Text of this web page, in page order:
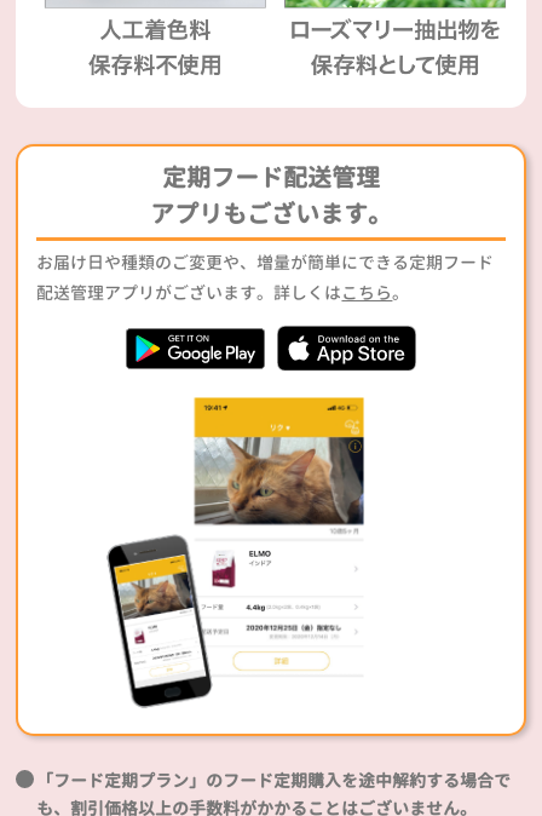
定期フード配送管理
アプリもございます。
お届け日や種類のご変更や、増量が簡単にできる定期フード
配送管理アプリがございます。詳しくはこちら。
「フード定期プラン」のフード定期購入を途中解約する場合で
も、割引価格以上の手数料がかかることはございません。